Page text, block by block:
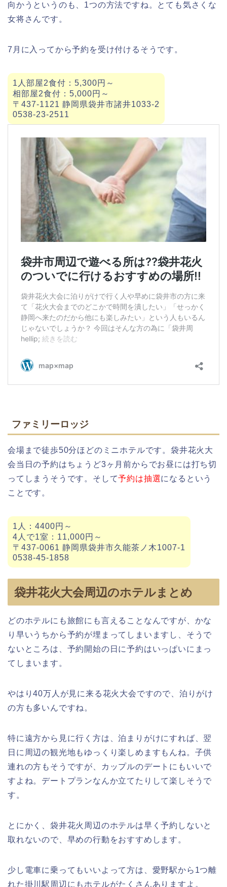
向かうというのも、1つの方法ですね。とても気さくな
女将さんです。
7月に入ってから予約を受け付けるそうです。
1人部屋2食付：5,300円～
相部屋2食付：5,000円～
〒437-1121 静岡県袋井市諸井1033-2
0538-23-2511
ファミリーロッジ
会場まで徒歩50分ほどのミニホテルです。袋井花火大
会当日の予約はちょうど3ヶ月前からでお昼には打ち切
ってしまうそうです。そして予約は抽選になるという
ことです。
1人：4400円～
4人で1室：11,000円～
〒437-0061 静岡県袋井市久能茶ノ木1007-1
0538-45-1858
袋井花火大会周辺のホテルまとめ
どのホテルにも旅館にも言えることなんですが、かな
り早いうちから予約が埋まってしまいますし、そうで
ないところは、予約開始の日に予約はいっぱいにまっ
てしまいます。
やはり40万人が見に来る花火大会ですので、泊りがけ
の方も多いんですね。
特に遠方から見に行く方は、泊まりがけにすれば、翌
日に周辺の観光地もゆっくり楽しめますもんね。子供
連れの方もそうですが、カップルのデートにもいいで
すよね。デートプランなんか立てたりして楽しそうで
す。
とにかく、袋井花火周辺のホテルは早く予約しないと
取れないので、早めの行動をおすすめします。
少し電車に乗ってもいいよって方は、愛野駅から1つ離
れた掛川駅周辺にもホテルがたくさんありますよ。